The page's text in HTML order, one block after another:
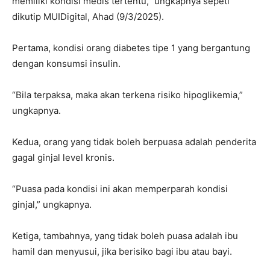
dikutip MUIDigital, Ahad (9/3/2025).
Pertama, kondisi orang diabetes tipe 1 yang bergantung
dengan konsumsi insulin.
“Bila terpaksa, maka akan terkena risiko hipoglikemia,”
ungkapnya.
Kedua, orang yang tidak boleh berpuasa adalah penderita
gagal ginjal level kronis.
“Puasa pada kondisi ini akan memperparah kondisi
ginjal,” ungkapnya.
Ketiga, tambahnya, yang tidak boleh puasa adalah ibu
hamil dan menyusui, jika berisiko bagi ibu atau bayi.